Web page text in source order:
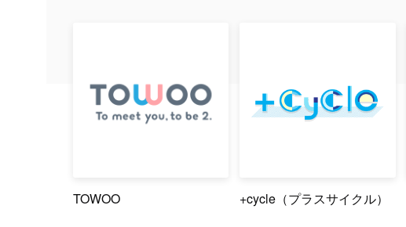
TOWOO +cycle（プラスサイクル）